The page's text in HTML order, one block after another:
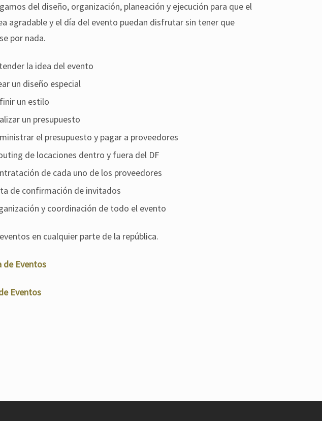
del diseño, organización, planeación y ejecución para que el
agradable y el día del evento puedan disfrutar sin tener que
por nada.
la idea del evento
un diseño especial
un estilo
un presupuesto
el presupuesto y pagar a proveedores
de locaciones dentro y fuera del DF
de cada uno de los proveedores
de confirmación de invitados
y coordinación de todo el evento
en cualquier parte de la república.
de Eventos
Eventos